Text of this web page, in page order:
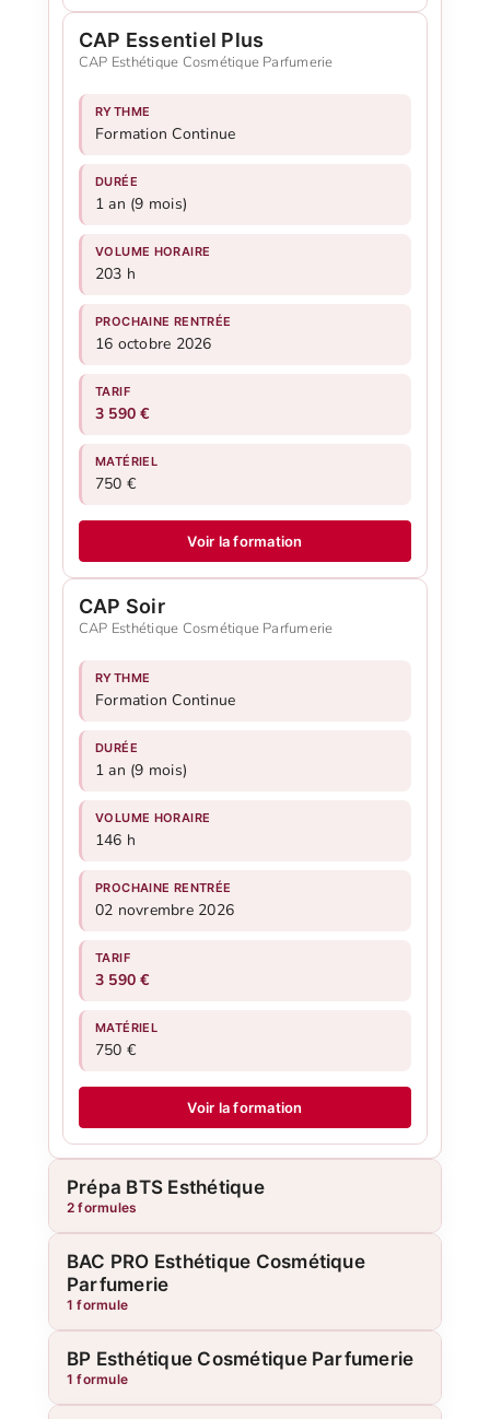
CAP Essentiel Plus
CAP Esthétique Cosmétique Parfumerie
RYTHME
Formation Continue
DURÉE
1 an (9 mois)
VOLUME HORAIRE
203 h
PROCHAINE RENTRÉE
16 octobre 2026
TARIF
3 590 €
MATÉRIEL
750 €
Voir la formation
CAP Soir
CAP Esthétique Cosmétique Parfumerie
RYTHME
Formation Continue
DURÉE
1 an (9 mois)
VOLUME HORAIRE
146 h
PROCHAINE RENTRÉE
02 novrembre 2026
TARIF
3 590 €
MATÉRIEL
750 €
Voir la formation
Prépa BTS Esthétique
2 formules
BAC PRO Esthétique Cosmétique
Parfumerie
1 formule
BP Esthétique Cosmétique Parfumerie
1 formule